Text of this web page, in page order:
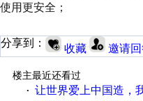
使用更安全；
分享到： 收藏 邀请
楼主最近还看过
· 让世界爱上中国造，我